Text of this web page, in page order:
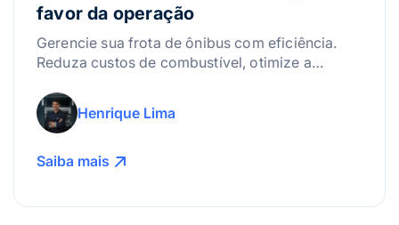
favor da operação
Gerencie sua frota de ônibus com eficiência.
Reduza custos de combustível, otimize a
mais!
Henrique Lima
Saiba mais